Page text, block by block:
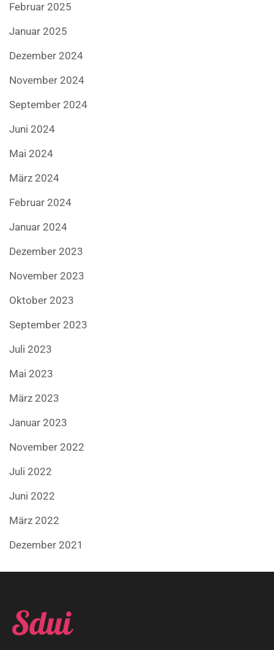
Februar 2025
Januar 2025
Dezember 2024
November 2024
September 2024
Juni 2024
Mai 2024
März 2024
Februar 2024
Januar 2024
Dezember 2023
November 2023
Oktober 2023
September 2023
Juli 2023
Mai 2023
März 2023
Januar 2023
November 2022
Juli 2022
Juni 2022
März 2022
Dezember 2021